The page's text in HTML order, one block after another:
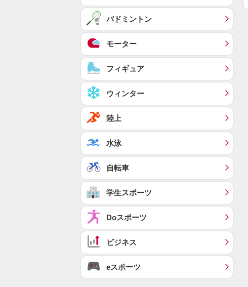
バドミントン
モーター
フィギュア
ウィンター
陸上
水泳
自転車
学生スポーツ
Doスポーツ
ビジネス
eスポーツ